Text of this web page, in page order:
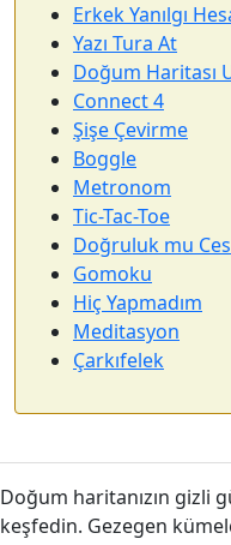
Erkek Yanılgı
Yazı Tura At
Doğum Haritası
Connect 4
Şişe Çevirme
Boggle
Metronom
Tic-Tac-Toe
Doğruluk mu
Gomoku
Hiç Yapmadım
Meditasyon
Çarkıfelek
Doğum haritanızın gizli
keşfedin. Gezegen